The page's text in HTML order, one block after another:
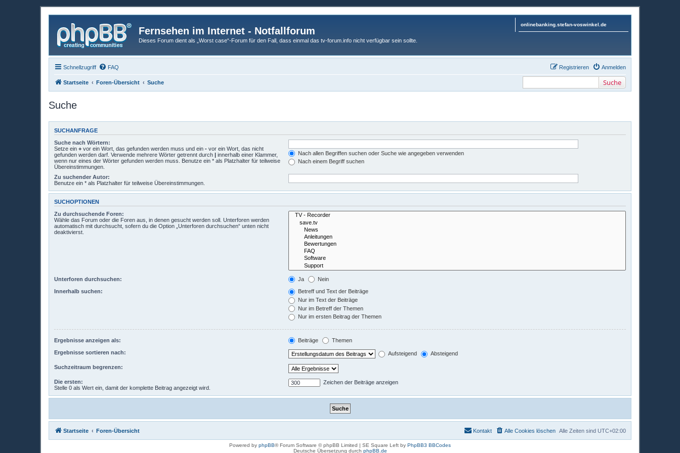
Fernsehen im Internet - Notfallforum
Dieses Forum dient als „Worst case“-Forum für den Fall, dass einmal das tv-forum.info nicht verfügbar sein sollte.
onlinebanking.stefan-voswinkel.de
Schnellzugriff FAQ Anmelden
Registrieren
Startseite Foren-Übersicht Suche Suche
Suche
SUCHANFRAGE
Suche nach Wörtern:
Setze ein + vor ein Wort, das gefunden werden muss und ein - vor ein Wort, das nicht
gefunden werden darf. Verwende mehrere Wörter getrennt durch | innerhalb einer Klammer,
wenn nur eines der Wörter gefunden werden muss. Benutze ein * als Platzhalter für teilweise
Übereinstimmungen.
Nach allen Begriffen suchen oder Suche wie angegeben verwenden
Nach einem Begriff suchen
Zu suchender Autor:
Benutze ein * als Platzhalter für teilweise Übereinstimmungen.
SUCHOPTIONEN
Zu durchsuchende Foren:
Wähle das Forum oder die Foren aus, in denen gesucht werden soll. Unterforen werden
automatisch mit durchsucht, sofern du die Option „Unterforen durchsuchen“ unten nicht
deaktivierst.
Unterforen durchsuchen: Ja Nein
Innerhalb suchen:
Betreff und Text der Beiträge
Nur im Text der Beiträge
Nur im Betreff der Themen
Nur im ersten Beitrag der Themen
Ergebnisse anzeigen als: Beiträge Themen
Ergebnisse sortieren nach: Aufsteigend Absteigend
Suchzeitraum begrenzen:
Die ersten:
Stelle 0 als Wert ein, damit der komplette Beitrag angezeigt wird.
Zeichen der Beiträge anzeigen
Startseite Foren-Übersicht Alle Zeiten sind UTC+02:00
Alle Cookies löschen
Kontakt
Powered by phpBB® Forum Software © phpBB Limited | SE Square Left by PhpBB3 BBCodes
Deutsche Übersetzung durch phpBB.de